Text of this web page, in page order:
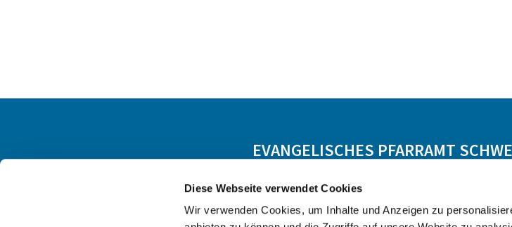
Diese Webseite verwendet Cookies
Wir verwenden Cookies, um Inhalte und Anzeigen zu
EVANGELISCHES PFARRAMT
Lebensbegleitung